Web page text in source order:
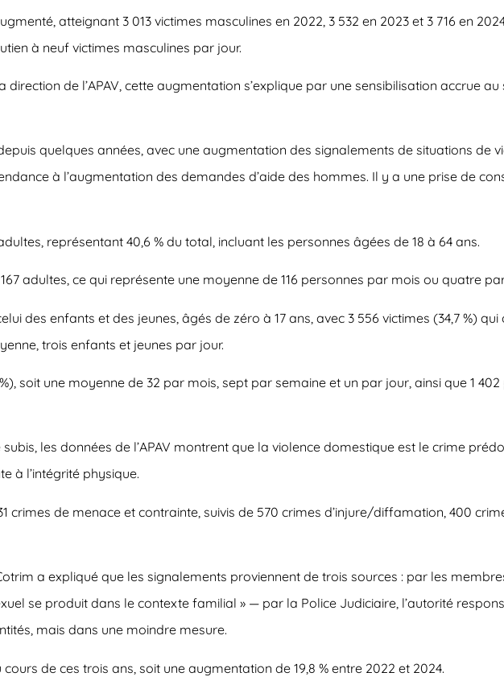
atteignant 3 013 victimes masculines en 2022, 3 532 en 2023 et 3 716 en
à neuf victimes masculines par jour.
de l’APAV, cette augmentation s’explique par une sensibilisation accrue
quelques années, avec une augmentation des signalements de situations de
à l’augmentation des demandes d’aide des hommes. Il y a une prise de
représentant 40,6 % du total, incluant les personnes âgées de 18 à 64 ans.
adultes, ce qui représente une moyenne de 116 personnes par mois ou quatre
des enfants et des jeunes, âgés de zéro à 17 ans, avec 3 556 victimes (34,7 %) qui
trois enfants et jeunes par jour.
soit une moyenne de 32 par mois, sept par semaine et un par jour, ainsi que 1
les données de l’APAV montrent que la violence domestique est le crime
à l’intégrité physique.
crimes de menace et contrainte, suivis de 570 crimes d’injure/diffamation, 400
a expliqué que les signalements proviennent de trois sources : par les
se produit dans le contexte familial » — par la Police Judiciaire, l’autorité
mais dans une moindre mesure.
cours de ces trois ans, soit une augmentation de 19,8 % entre 2022 et 2024.